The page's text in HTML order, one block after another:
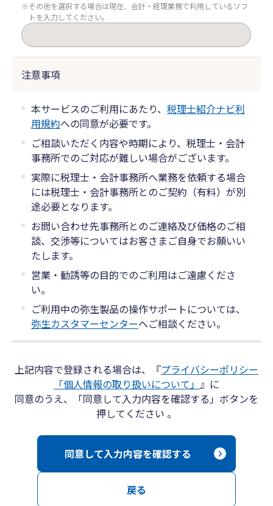
その他を選択する場合は現在、会計・経理業務で利用しているソフ
トを入力してください。
注意事項
本サービスのご利用にあたり、税理士紹介ナビ利
用規約への同意が必要です。
ご相談いただく内容や時期により、税理士・会計
事務所でのご対応が難しい場合がございます。
実際に税理士・会計事務所へ業務を依頼する場合
には税理士・会計事務所とのご契約（有料）が別
途必要となります。
お問い合わせ先事務所とのご連絡及び価格のご相
談、交渉等についてはお客さまご自身でお願いい
たします。
営業・勧誘等の目的でのご利用はご遠慮くださ
い。
ご利用中の弥生製品の操作サポートについては、
弥生カスタマーセンターへご相談ください。
上記内容で登録される場合は、『プライバシーポリシー
「個人情報の取り扱いについて」 』に
同意のうえ、「同意して入力内容を確認する」ボタンを
押してください 。
戻る
同意して入力内容を確認する